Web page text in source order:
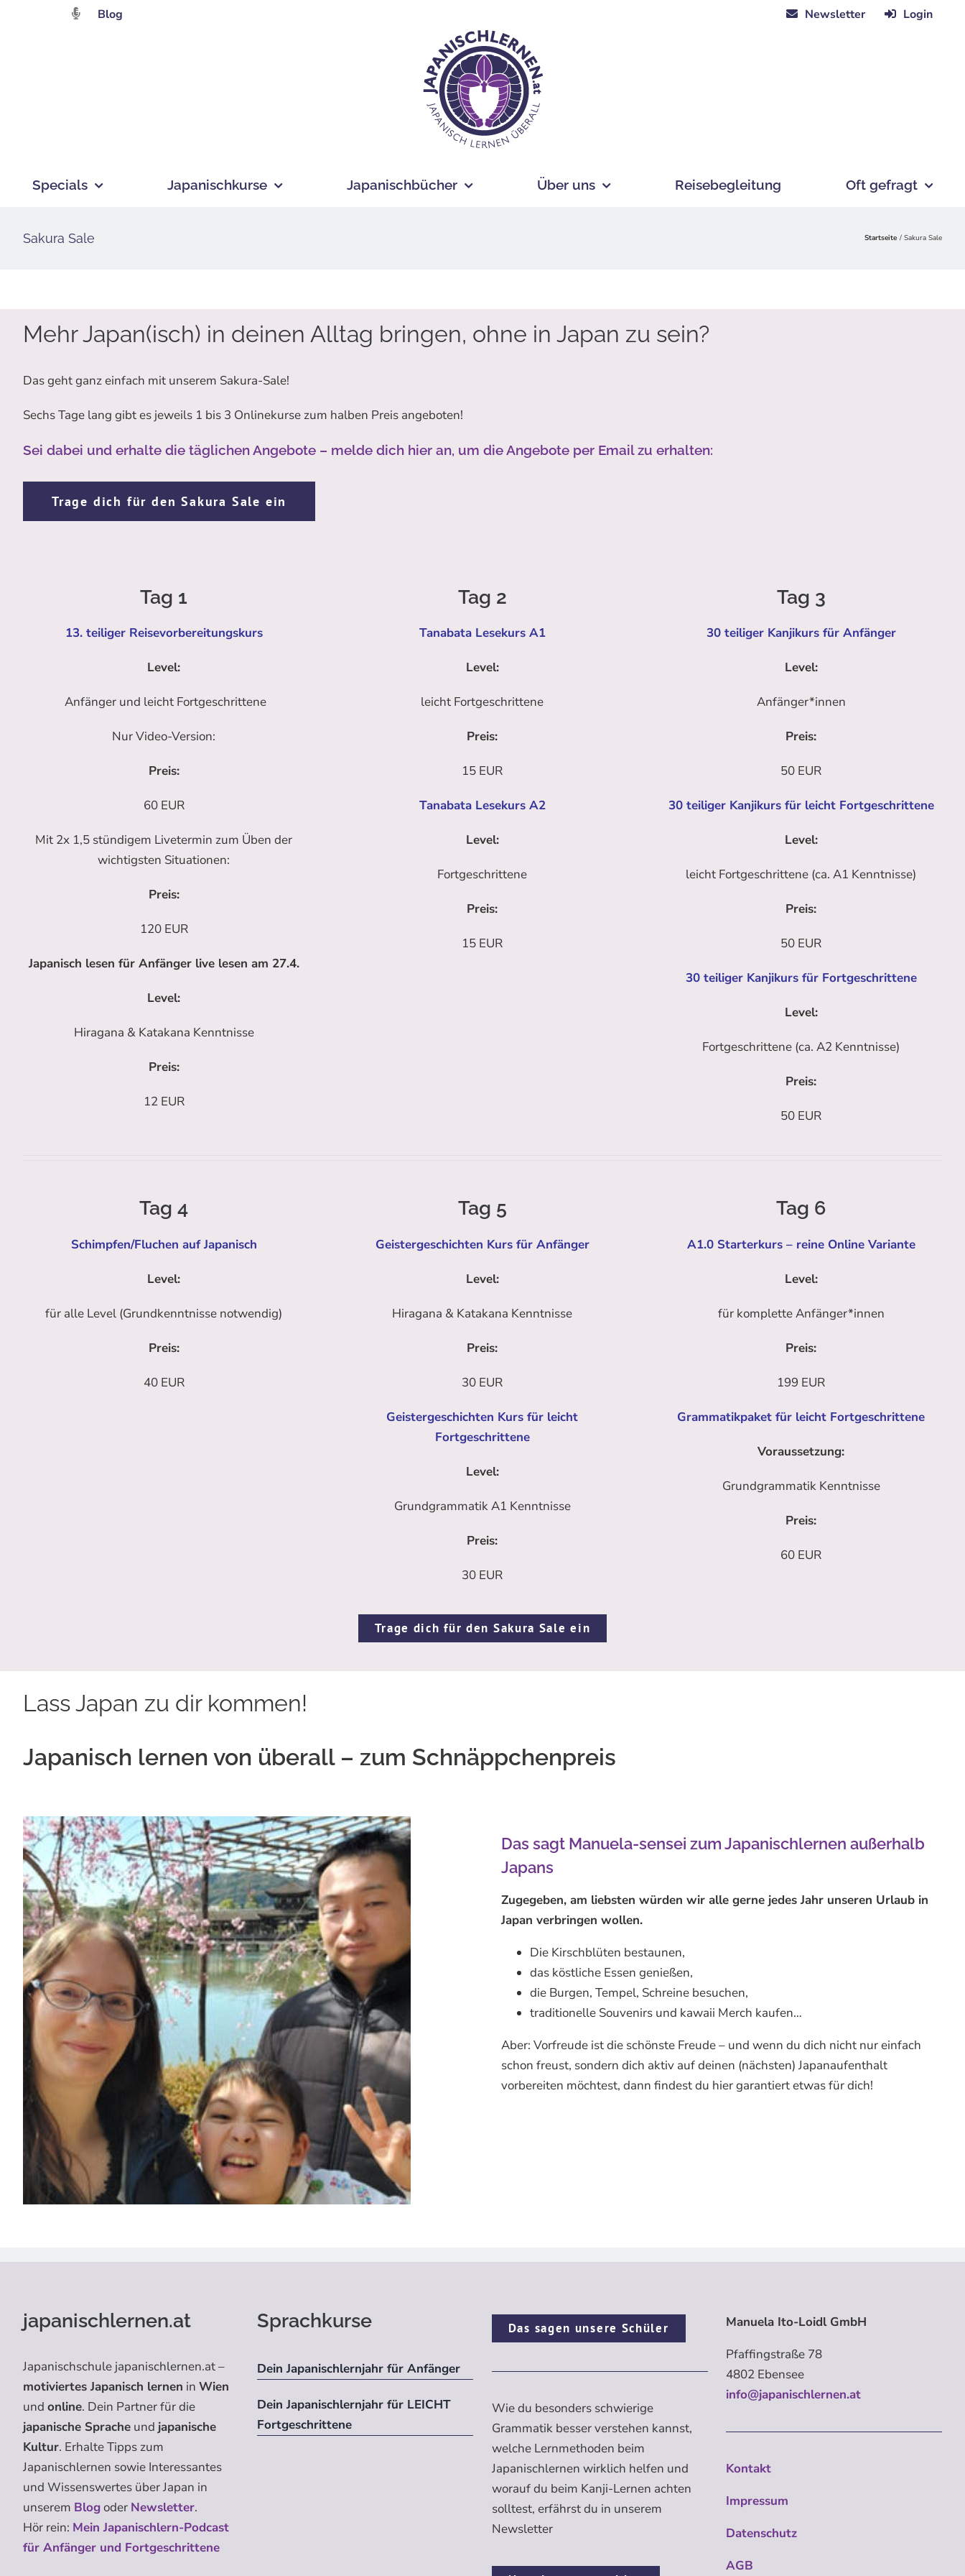
Blog Newsletter Login
Specials Japanischkurse Japanischbücher Über uns Reisebegleitung Oft gefragt
Sakura Sale Startseite Sakura Sale
Mehr Japan(isch) in deinen Alltag bringen, ohne in Japan zu sein?
Das geht ganz einfach mit unserem Sakura-Sale!
Sechs Tage lang gibt es jeweils 1 bis 3 Onlinekurse zum halben Preis angeboten!
Sei dabei und erhalte die täglichen Angebote – melde dich hier an, um die Angebote per Email zu erhalten:
Trage dich für den Sakura Sale ein
Tag 1
13. teiliger Reisevorbereitungskurs
Level:
Anfänger und leicht Fortgeschrittene
Nur Video-Version:
Preis:
60 EUR
Mit 2x 1,5 stündigem Livetermin zum Üben der
wichtigsten Situationen:
Preis:
120 EUR
Japanisch lesen für Anfänger live lesen am 27.4.
Level:
Hiragana & Katakana Kenntnisse
Preis:
12 EUR
Tag 2
Tanabata Lesekurs A1
Level:
leicht Fortgeschrittene
Preis:
15 EUR
Tanabata Lesekurs A2
Level:
Fortgeschrittene
Preis:
15 EUR
Tag 3
30 teiliger Kanjikurs für Anfänger
Level:
Anfänger*innen
Preis:
50 EUR
30 teiliger Kanjikurs für leicht Fortgeschrittene
Level:
leicht Fortgeschrittene (ca. A1 Kenntnisse)
Preis:
50 EUR
30 teiliger Kanjikurs für Fortgeschrittene
Level:
Fortgeschrittene (ca. A2 Kenntnisse)
Preis:
50 EUR
Tag 4
Schimpfen/Fluchen auf Japanisch
Level:
für alle Level (Grundkenntnisse notwendig)
Preis:
40 EUR
Tag 5
Geistergeschichten Kurs für Anfänger
Level:
Hiragana & Katakana Kenntnisse
Preis:
30 EUR
Geistergeschichten Kurs für leicht
Fortgeschrittene
Level:
Grundgrammatik A1 Kenntnisse
Preis:
30 EUR
Tag 6
A1.0 Starterkurs – reine Online Variante
Level:
für komplette Anfänger*innen
Preis:
199 EUR
Grammatikpaket für leicht Fortgeschrittene
Voraussetzung:
Grundgrammatik Kenntnisse
Preis:
60 EUR
Trage dich für den Sakura Sale ein
Lass Japan zu dir kommen!
Japanisch lernen von überall – zum Schnäppchenpreis
Das sagt Manuela-sensei zum Japanischlernen außerhalb
Japans
Zugegeben, am liebsten würden wir alle gerne jedes Jahr unseren Urlaub in
Japan verbringen wollen.
Die Kirschblüten bestaunen,
das köstliche Essen genießen,
die Burgen, Tempel, Schreine besuchen,
traditionelle Souvenirs und kawaii Merch kaufen…
Aber: Vorfreude ist die schönste Freude – und wenn du dich nicht nur einfach
schon freust, sondern dich aktiv auf deinen (nächsten) Japanaufenthalt
vorbereiten möchtest, dann findest du hier garantiert etwas für dich!
japanischlernen.at
Japanischschule japanischlernen.at –
motiviertes Japanisch lernen in Wien
und online. Dein Partner für die
japanische Spracheund japanische
Kultur. Erhalte Tipps zum
Japanischlernen sowie Interessantes
und Wissenswertes über Japan in
unserem Blogoder Newsletter.
Hör rein: Mein Japanischlern-Podcast
für Anfänger und Fortgeschrittene
Sprachkurse
Dein Japanischlernjahr für Anfänger
Dein Japanischlernjahr für LEICHT
Fortgeschrittene
Das sagen unsere Schüler
Wie du besonders schwierige
Grammatik besser verstehen kannst,
welche Lernmethoden beim
Japanischlernen wirklich helfen und
worauf du beim Kanji-Lernen achten
solltest, erfährst du in unserem
Newsletter
Manuela Ito-Loidl GmbH
Pfaffingstraße 78
4802 Ebensee
info@japanischlernen.at
Kontakt
Impressum
Datenschutz
AGB